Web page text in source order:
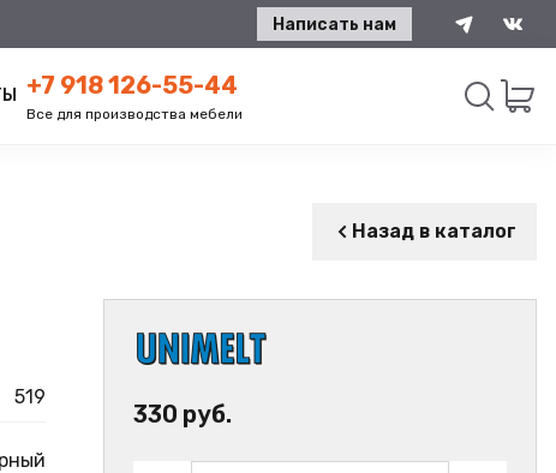
Написать нам
+7 918 126-55-44
Все для производства мебели
Назад в каталог
519
330 руб.